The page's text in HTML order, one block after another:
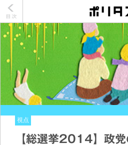
視点
【総選挙2014】政党